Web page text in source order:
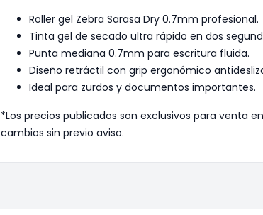
Roller gel Zebra Sarasa Dry 0.7mm profesional.
Tinta gel de secado ultra rápido en dos
Punta mediana 0.7mm para escritura fluida.
Diseño retráctil con grip ergonómico
Ideal para zurdos y documentos importantes.
*Los precios publicados son exclusivos para venta
cambios sin previo aviso.